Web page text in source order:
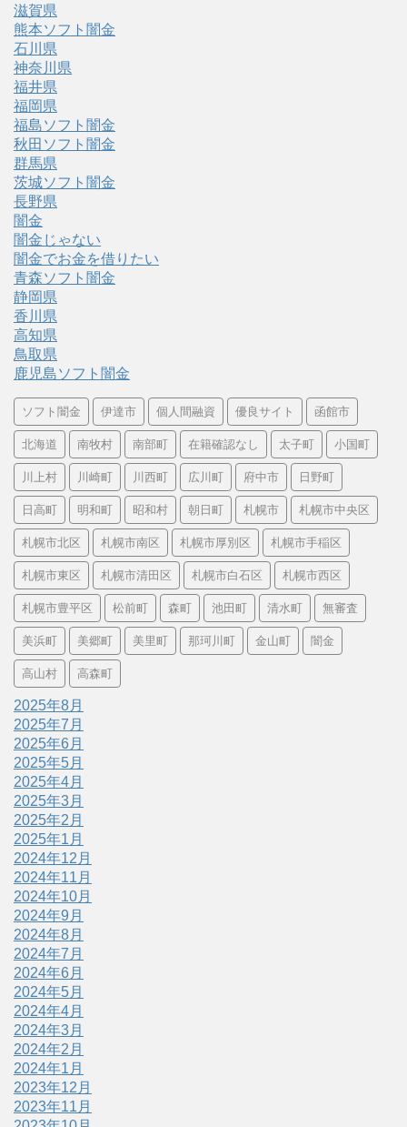
滋賀県
熊本ソフト闇金
石川県
神奈川県
福井県
福岡県
福島ソフト闇金
秋田ソフト闇金
群馬県
茨城ソフト闇金
長野県
闇金
闇金じゃない
闇金でお金を借りたい
青森ソフト闇金
静岡県
香川県
高知県
鳥取県
鹿児島ソフト闇金
ソフト闇金 伊達市 個人間融資 優良サイト 函館市
北海道 南牧村 南部町 在籍確認なし 太子町 小国町
川上村 川崎町 川西町 広川町 府中市 日野町
日高町 明和町 昭和村 朝日町 札幌市 札幌市中央区
札幌市北区 札幌市南区 札幌市厚別区 札幌市手稲区
札幌市東区 札幌市清田区 札幌市白石区 札幌市西区
札幌市豊平区 松前町 森町 池田町 清水町 無審査
美浜町 美郷町 美里町 那珂川町 金山町 闇金
高山村 高森町
2025年8月
2025年7月
2025年6月
2025年5月
2025年4月
2025年3月
2025年2月
2025年1月
2024年12月
2024年11月
2024年10月
2024年9月
2024年8月
2024年7月
2024年6月
2024年5月
2024年4月
2024年3月
2024年2月
2024年1月
2023年12月
2023年11月